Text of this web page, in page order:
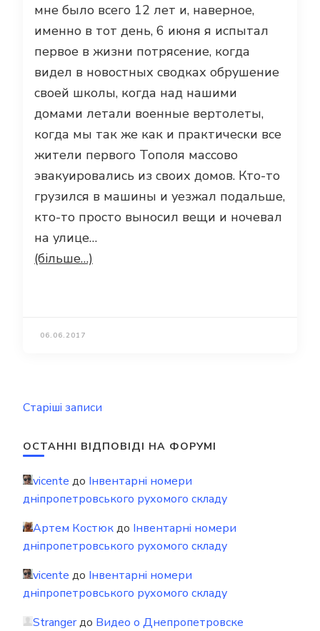
мне было всего 12 лет и, наверное,
именно в тот день, 6 июня я испытал
первое в жизни потрясение, когда
видел в новостных сводках обрушение
своей школы, когда над нашими
домами летали военные вертолеты,
когда мы так же как и практически все
жители первого Тополя массово
эвакуировались из своих домов. Кто-то
грузился в машины и уезжал подальше,
кто-то просто выносил вещи и ночевал
на улице…
(більше…)
06.06.2017
Навігація
записами
Старіші записи
ОСТАННІ ВІДПОВІДІ НА ФОРУМІ
vicente до Інвентарні номери
дніпропетровського рухомого складу
Артем Костюкдо Інвентарні номери
дніпропетровського рухомого складу
vicente до Інвентарні номери
дніпропетровського рухомого складу
Strangerдо Видео о Днепропетровске